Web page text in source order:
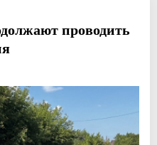
проводить